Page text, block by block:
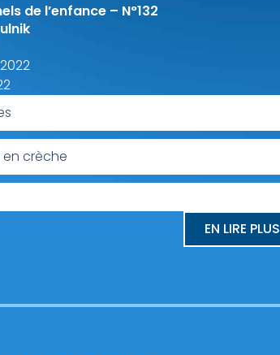
de l’enfance – N°132
en crèche
EN LIRE PLUS